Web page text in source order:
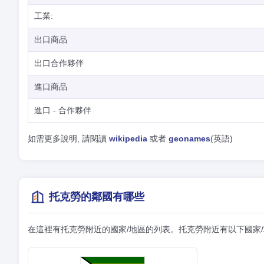
工業:
出口商品
出口合作夥伴
進口商品
進口 - 合作夥伴
如需更多說明, 請閱讀 wikipedia 或者 geonames(英語)
托克勞的鄰國有哪些
在這裡有托克勞附近的國家/地區的列表。托克勞附近有以下國家